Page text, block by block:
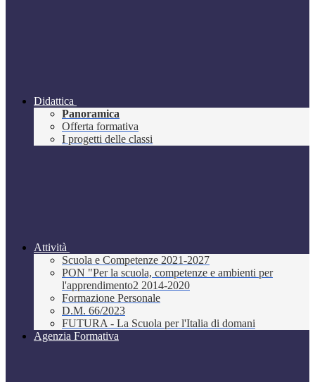
Didattica
Panoramica
Offerta formativa
I progetti delle classi
Attività
Scuola e Competenze 2021-2027
PON "Per la scuola, competenze e ambienti per
l'apprendimento2 2014-2020
Formazione Personale
D.M. 66/2023
FUTURA - La Scuola per l'Italia di domani
Agenzia Formativa